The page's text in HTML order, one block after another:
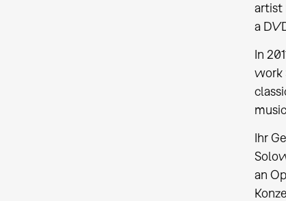
artist
a
In
work
Ihr
an